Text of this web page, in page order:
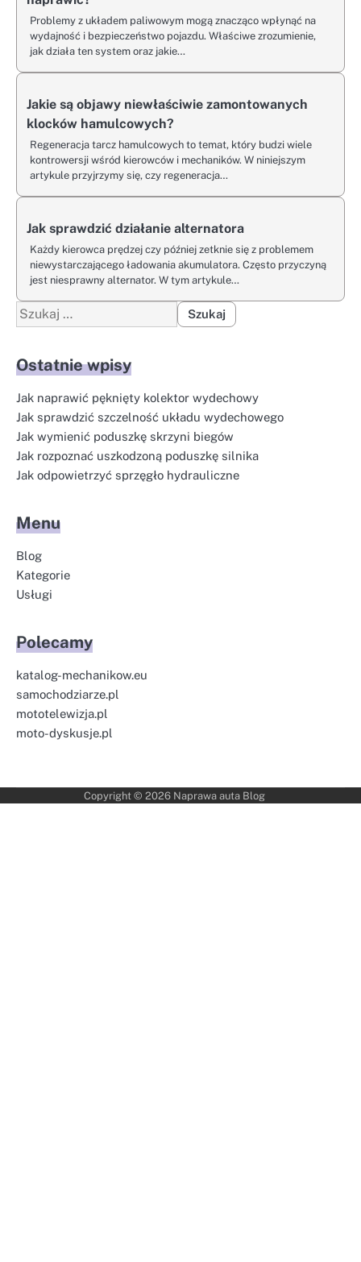
Problemy z układem paliwowym mogą znacząco wpłynąć na
wydajność i bezpieczeństwo pojazdu. Właściwe zrozumienie,
jak działa ten system oraz jakie…
Jakie są objawy niewłaściwie zamontowanych
klocków hamulcowych?
Regeneracja tarcz hamulcowych to temat, który budzi wiele
kontrowersji wśród kierowców i mechaników. W niniejszym
artykule przyjrzymy się, czy regeneracja…
Jak sprawdzić działanie alternatora
Każdy kierowca prędzej czy później zetknie się z problemem
niewystarczającego ładowania akumulatora. Często przyczyną
jest niesprawny alternator. W tym artykule…
Szukaj:
Ostatnie wpisy
Jak naprawić pęknięty kolektor wydechowy
Jak sprawdzić szczelność układu wydechowego
Jak wymienić poduszkę skrzyni biegów
Jak rozpoznać uszkodzoną poduszkę silnika
Jak odpowietrzyć sprzęgło hydrauliczne
Menu
Blog
Kategorie
Usługi
Polecamy
katalog-mechanikow.eu
samochodziarze.pl
mototelewizja.pl
moto-dyskusje.pl
Copyright © 2026 Naprawa auta Blog